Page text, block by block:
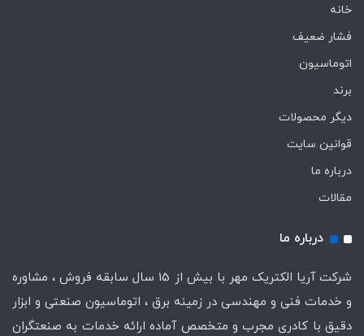
خانه
فشار ضعیف
اتوماسیون
برند
دیگر محصولات
قوانین سایت
درباره ما
مقالات
درباره ما
شرکت آریا الکتریک مهر با بیش از 15 سال سابقه فروش ، مشاوره
و خدمات فنی و مهندسی در زمینه برق ، اتوماسیون صنعتی و ابزار
دقیق با کادری مجرب و متخصص آماده ارائه خدمات به صنعتگران